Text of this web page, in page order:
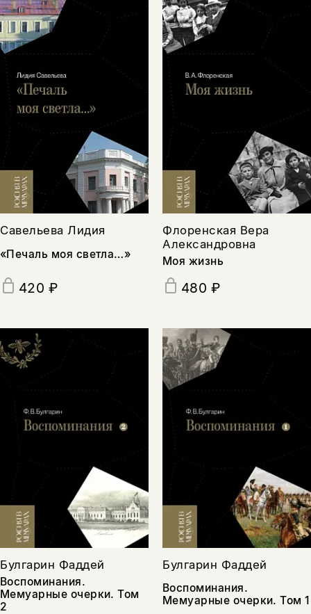
Савельева Лидия
«Печаль моя светла…»
420 ₽
Флоренская Вера
Александровна
Моя жизнь
480 ₽
Булгарин Фаддей
Воспоминания.
Мемуарные очерки. Том
2
Булгарин Фаддей
Воспоминания.
Мемуарные очерки. Том 1